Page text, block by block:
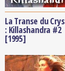
La Transe du
: Killashandra #2
[1995]